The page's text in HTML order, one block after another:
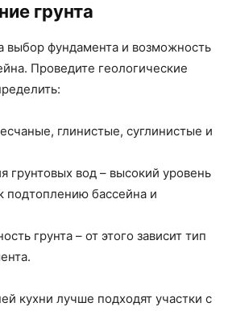
грунта
выбор фундамента и возможность
Проведите геологические
глинистые, суглинистые и
грунтовых вод – высокий уровень
подтоплению бассейна и
грунта – от этого зависит тип
кухни лучше подходят участки с